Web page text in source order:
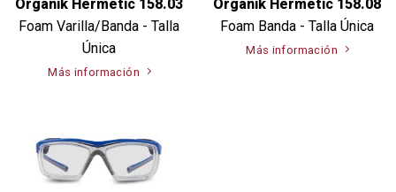
Organik Hermetic 158.03
Foam Varilla/Banda - Talla
Única
Más información
Organik Hermetic 158.08
Foam Banda - Talla Única
Más información